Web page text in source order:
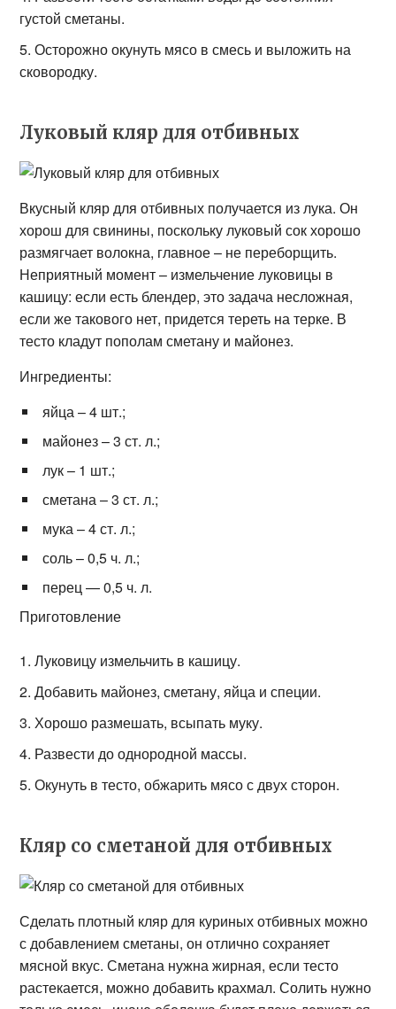
густой сметаны.
Осторожно окунуть мясо в смесь и выложить на
сковородку.
Луковый кляр для отбивных
Вкусный кляр для отбивных получается из лука. Он
хорош для свинины, поскольку луковый сок хорошо
размягчает волокна, главное – не переборщить.
Неприятный момент – измельчение луковицы в
кашицу: если есть блендер, это задача несложная,
если же такового нет, придется тереть на терке. В
тесто кладут пополам сметану и майонез.
Ингредиенты:
яйца – 4 шт.;
майонез – 3 ст. л.;
лук – 1 шт.;
сметана – 3 ст. л.;
мука – 4 ст. л.;
соль – 0,5 ч. л.;
перец — 0,5 ч. л.
Приготовление
Луковицу измельчить в кашицу.
Добавить майонез, сметану, яйца и специи.
Хорошо размешать, всыпать муку.
Развести до однородной массы.
Окунуть в тесто, обжарить мясо с двух сторон.
Кляр со сметаной для отбивных
Сделать плотный кляр для куриных отбивных можно
с добавлением сметаны, он отлично сохраняет
мясной вкус. Сметана нужна жирная, если тесто
растекается, можно добавить крахмал. Солить нужно